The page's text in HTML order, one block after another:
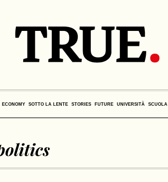
ECONOMY SOTTO LA LENTE STORIES FUTURE UNIVERSITÀ SCUOLA